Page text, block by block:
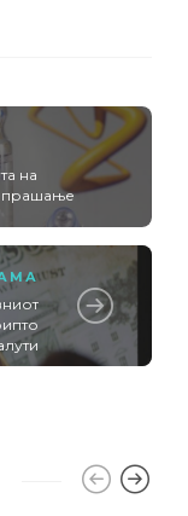
на
прашање